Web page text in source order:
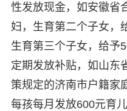
性发放现金，如安徽省
妇，生育第二个子女，
生育第三个子女，给予
定期发放补贴，如山东
策规定的济南市户籍家
每孩每月发放600元育